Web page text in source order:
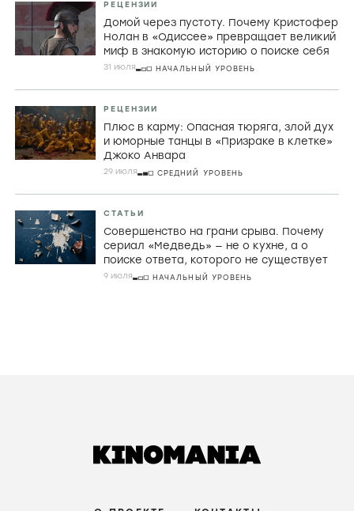
РЕЦЕНЗИИ
Домой через пустоту. Почему Кристофер
Нолан в «Одиссее» превращает великий
миф в знакомую историю о поиске себя
31 июля НАЧАЛЬНЫЙ УРОВЕНЬ
РЕЦЕНЗИИ
Плюс в карму: Опасная тюряга, злой дух
и юморные танцы в «Призраке в клетке»
Джоко Анвара
29 июля СРЕДНИЙ УРОВЕНЬ
СТАТЬИ
Совершенство на грани срыва. Почему
сериал «Медведь» — не о кухне, а о
поиске ответа, которого не существует
9 июля НАЧАЛЬНЫЙ УРОВЕНЬ